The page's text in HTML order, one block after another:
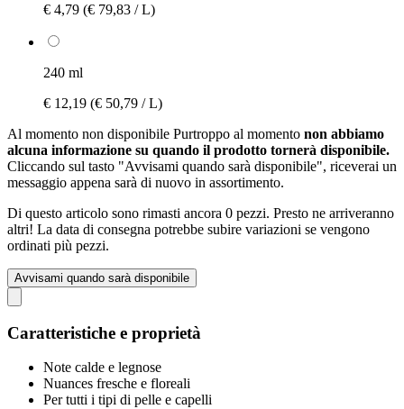
€ 4,79 (€ 79,83 / L)
240 ml
€ 12,19 (€ 50,79 / L)
Al momento non disponibile Purtroppo al momento non abbiamo
alcuna informazione su quando il prodotto tornerà disponibile.
Cliccando sul tasto "Avvisami quando sarà disponibile", riceverai un
messaggio appena sarà di nuovo in assortimento.
Di questo articolo sono rimasti ancora 0 pezzi. Presto ne arriveranno
altri! La data di consegna potrebbe subire variazioni se vengono
ordinati più pezzi.
Avvisami quando sarà disponibile
Caratteristiche e proprietà
Note calde e legnose
Nuances fresche e floreali
Per tutti i tipi di pelle e capelli